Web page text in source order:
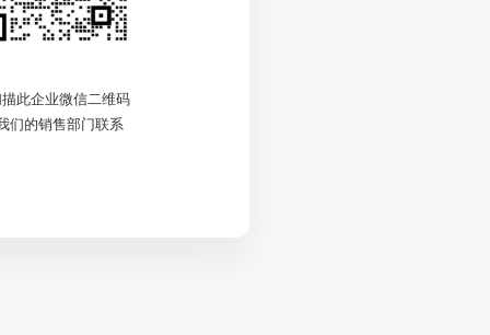
此企业微信二维码
们的销售部门联系